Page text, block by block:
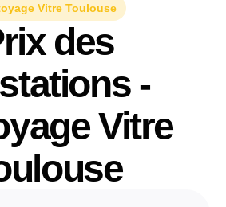
Vitre Toulouse
des
-
Vitre